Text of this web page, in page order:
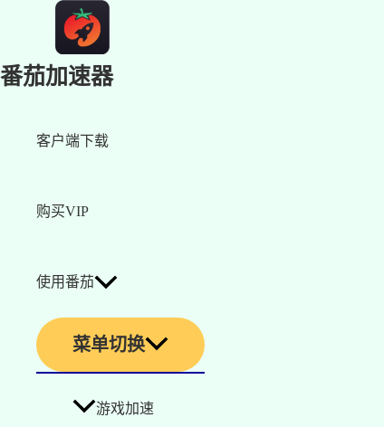
番茄加速器
客户端下载
购买VIP
使用番茄
菜单切换
游戏加速